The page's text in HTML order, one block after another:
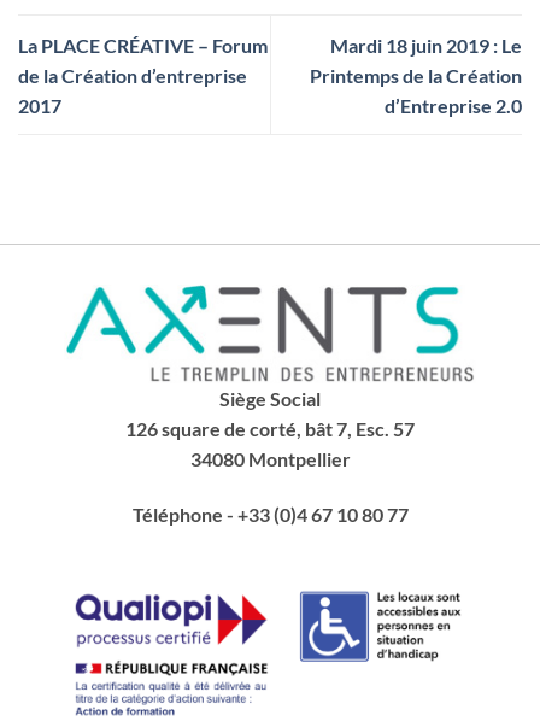
La PLACE CRÉATIVE – Forum
de la Création d’entreprise
2017
Mardi 18 juin 2019 : Le
Printemps de la Création
d’Entreprise 2.0
Siège Social
126 square de corté, bât 7, Esc. 57
34080 Montpellier
Téléphone - +33 (0)4 67 10 80 77